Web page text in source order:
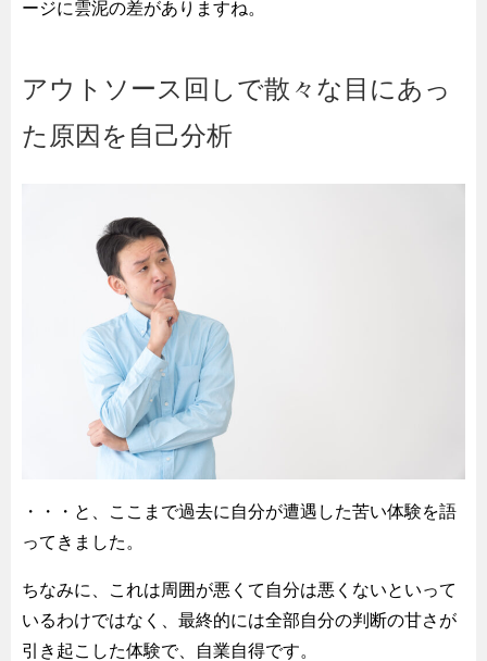
ージに雲泥の差がありますね。
アウトソース回しで散々な目にあっ
た原因を自己分析
・・・と、ここまで過去に自分が遭遇した苦い体験を語
ってきました。
ちなみに、これは周囲が悪くて自分は悪くないといって
いるわけではなく、最終的には全部自分の判断の甘さが
引き起こした体験で、自業自得です。